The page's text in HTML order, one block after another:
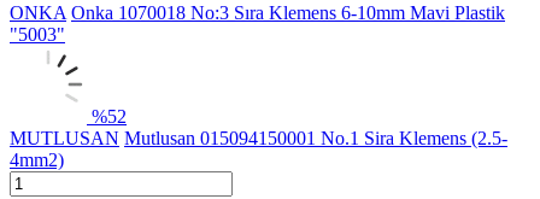
ONKA Onka 1070018 No:3 Sıra Klemens 6-10mm Mavi Plastik
"5003"
%52
MUTLUSAN Mutlusan 015094150001 No.1 Sira Klemens (2.5-
4mm2)